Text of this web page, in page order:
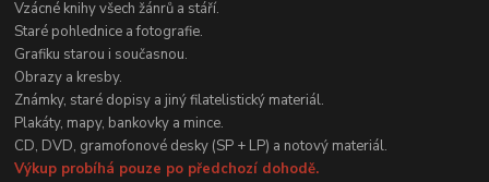
Vzácné knihy všech žánrů a stáří.
Staré pohlednice a fotografie.
Grafiku starou i současnou.
Obrazy a kresby.
Známky, staré dopisy a jiný filatelistický materiál.
Plakáty, mapy, bankovky a mince.
CD, DVD, gramofonové desky (SP + LP) a notový materiál.
Výkup probíhá pouze po předchozí dohodě.